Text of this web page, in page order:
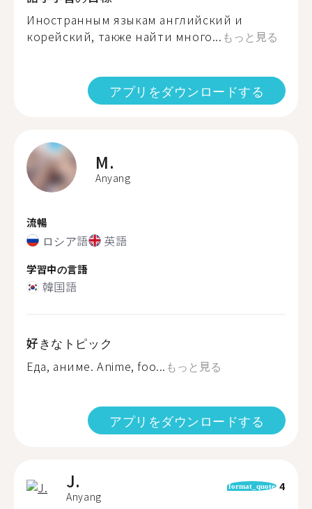
Иностранным языкам английский и
корейский, также найти много... もっと見る
アプリをダウンロードする
M.
Anyang
流暢
ロシア語 英語
学習中の言語
韓国語
好きなトピック
Еда, аниме. Anime, foo... もっと見る
アプリをダウンロードする
J.
Anyang
format_quote 4